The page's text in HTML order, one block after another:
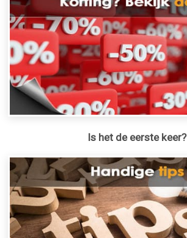
Is het de eerste keer?